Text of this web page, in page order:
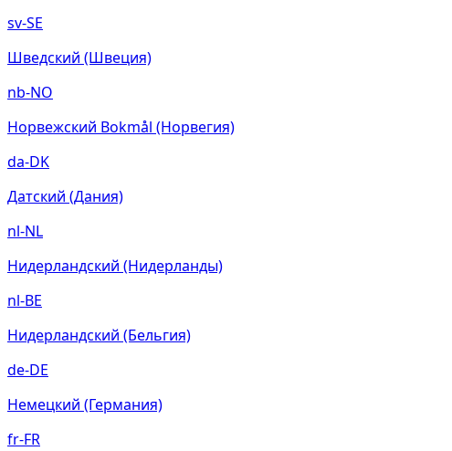
sv-SE
Шведский (Швеция)
nb-NO
Норвежский Bokmål (Норвегия)
da-DK
Датский (Дания)
nl-NL
Нидерландский (Нидерланды)
nl-BE
Нидерландский (Бельгия)
de-DE
Немецкий (Германия)
fr-FR